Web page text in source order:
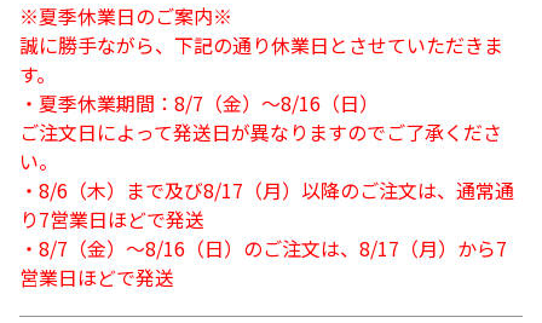
※夏季休業日のご案内※
誠に勝手ながら、下記の通り休業日とさせていただきま
す。
・夏季休業期間：8/7（金）～8/16（日）
ご注文日によって発送日が異なりますのでご了承くださ
い。
・8/6（木）まで及び8/17（月）以降のご注文は、通常通
り7営業日ほどで発送
・8/7（金）～8/16（日）のご注文は、8/17（月）から7
営業日ほどで発送